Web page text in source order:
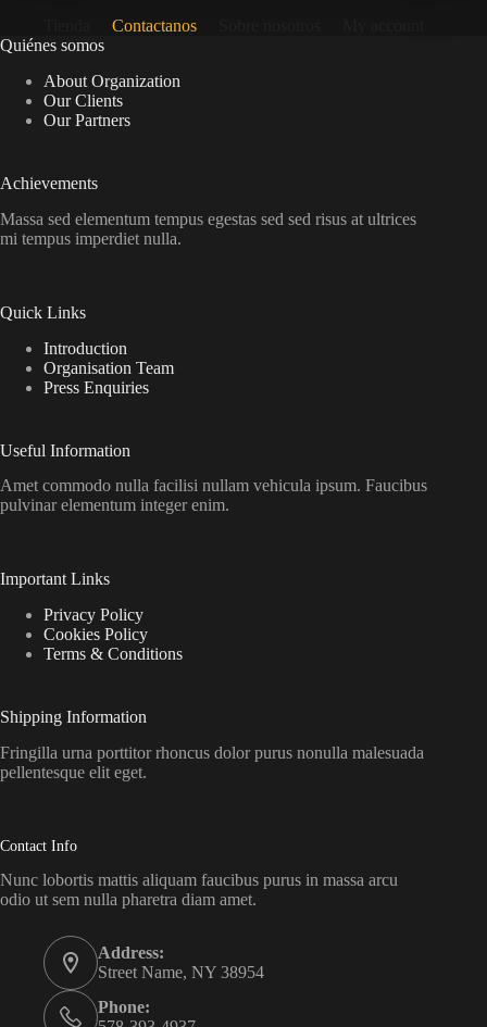
Contactanos
Quiénes somos
About Organization
Our Clients
Our Partners
Achievements
Massa sed elementum tempus egestas sed sed risus at ultrices
mi tempus imperdiet nulla.
Quick Links
Introduction
Organisation Team
Press Enquiries
Useful Information
Amet commodo nulla facilisi nullam vehicula ipsum. Faucibus
pulvinar elementum integer enim.
Important Links
Privacy Policy
Cookies Policy
Terms & Conditions
Shipping Information
Fringilla urna porttitor rhoncus dolor purus nonulla malesuada
pellentesque elit eget.
Contact Info
Nunc lobortis mattis aliquam faucibus purus in massa arcu
odio ut sem nulla pharetra diam amet.
Address:
Street Name, NY 38954
Phone: